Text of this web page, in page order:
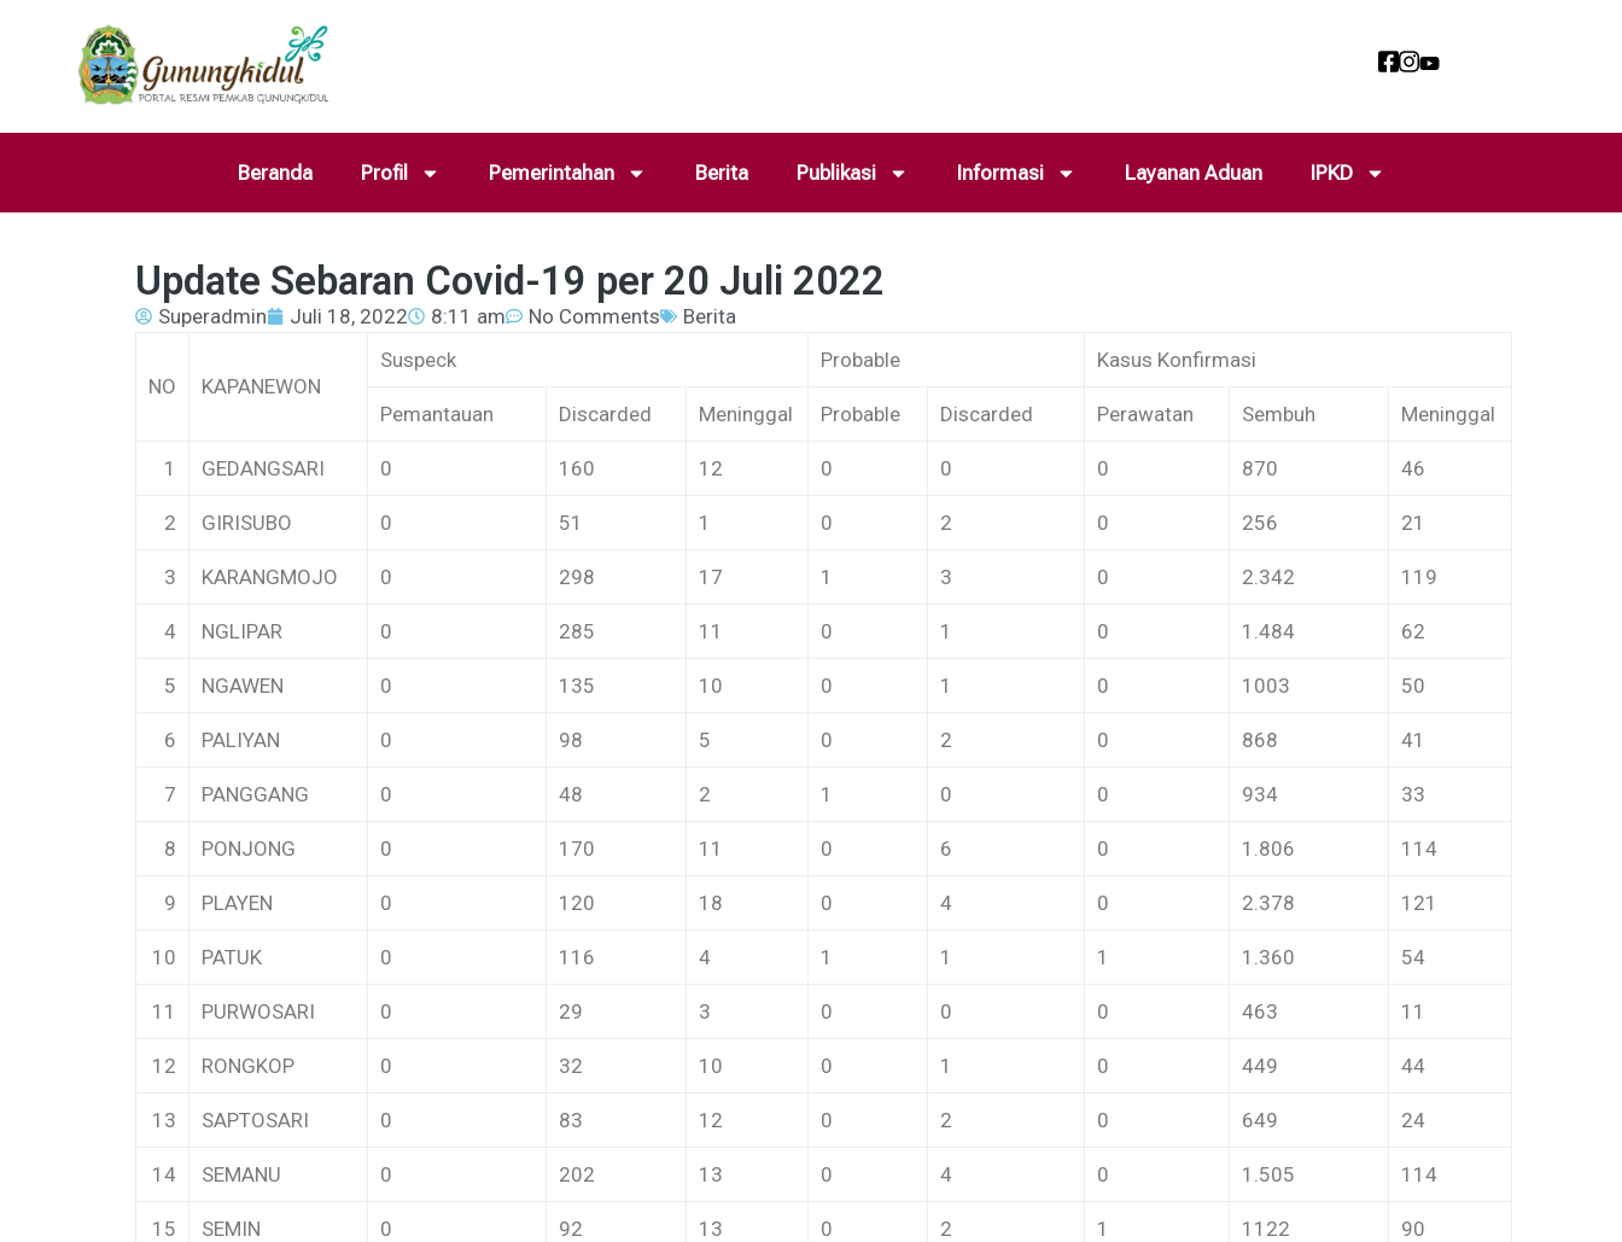
Beranda Profil Pemerintahan Berita Publikasi Informasi Layanan Aduan IPKD
Update Sebaran Covid-19 per 20 Juli 2022
Superadmin Juli 18, 2022 8:11 am No Comments Berita
NO KAPANEWON
Suspeck Probable Kasus Konfirmasi
Pemantauan Discarded Meninggal Probable Discarded Perawatan Sembuh Meninggal
1 GEDANGSARI 0 160 12 0 0 0 870 46
2 GIRISUBO 0 51 1 0 2 0 256 21
3 KARANGMOJO 0 298 17 1 3 0 2.342 119
4 NGLIPAR 0 285 11 0 1 0 1.484 62
5 NGAWEN 0 135 10 0 1 0 1003 50
6 PALIYAN 0 98 5 0 2 0 868 41
7 PANGGANG 0 48 2 1 0 0 934 33
8 PONJONG 0 170 11 0 6 0 1.806 114
9 PLAYEN 0 120 18 0 4 0 2.378 121
10 PATUK 0 116 4 1 1 1 1.360 54
11 PURWOSARI 0 29 3 0 0 0 463 11
12 RONGKOP 0 32 10 0 1 0 449 44
13 SAPTOSARI 0 83 12 0 2 0 649 24
14 SEMANU 0 202 13 0 4 0 1.505 114
15 SEMIN 0 92 13 0 2 1 1122 90